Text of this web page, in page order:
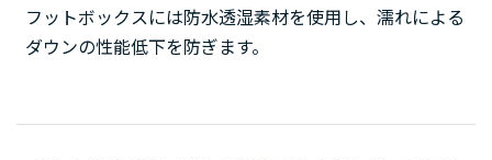
フットボックスには防水透湿素材を使用し、濡れによる
ダウンの性能低下を防ぎます。